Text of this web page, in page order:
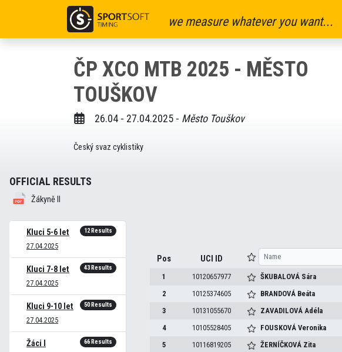
we measure whatever you want...
ČP XCO MTB 2025 - MĚSTO
TOUŠKOV
26.04 - 27.04.2025 - Město Touškov
Český svaz cyklistiky
OFFICIAL RESULTS
Žákyně II
Kluci 5-6 let
27.04.2025
12 Results
Kluci 7-8 let
27.04.2025
43 Results
Kluci 9-10 let
27.04.2025
50 Results
Žáci I 66 Results
Pos UCI ID
1 10120657977 ŠKUBALOVÁ Sára
2
10125374605 BRANDOVÁ Beáta
3
10131055670 ZAVADILOVÁAdéla
4
10105528405 FOUSKOVÁVeronika
5
10116819205 ŽERNÍČKOVÁ Zita